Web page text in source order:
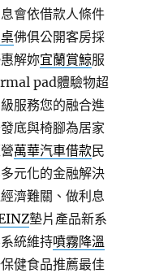
會依借款人條件
佛俱公開客房採
解妳宜蘭賞鯨服
pad體驗物超
服務您的融合進
底與椅腳為居家
萬華汽車借款民
元化的金融解決
濟難關、做利息
墊片產品新系
統維持噴霧降溫
健食品推薦最佳